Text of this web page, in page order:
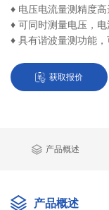
♦ 电压电流量测精度高
♦ 可同时测量电压，
♦ 具有谐波量测功能
获取报价
产品概述
产品概述